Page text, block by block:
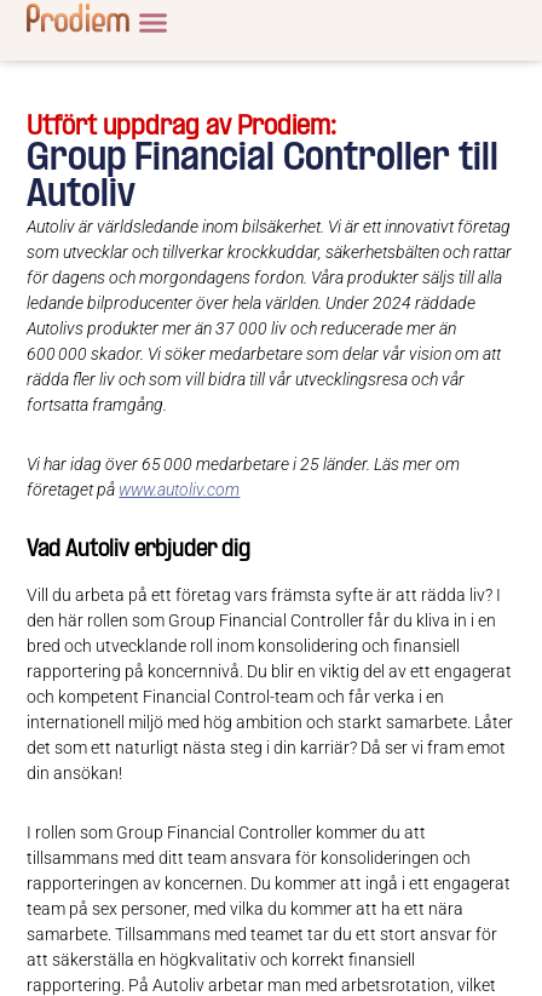
Utfört uppdrag av Prodiem:
Group Financial Controller till
Autoliv
Autoliv är världsledande inom bilsäkerhet. Vi är ett innovativt företag
som utvecklar och tillverkar krockkuddar, säkerhetsbälten och rattar
för dagens och morgondagens fordon. Våra produkter säljs till alla
ledande bilproducenter över hela världen. Under 2024 räddade
Autolivs produkter mer än 37 000 liv och reducerade mer än
600 000 skador. Vi söker medarbetare som delar vår vision om att
rädda fler liv och som vill bidra till vår utvecklingsresa och vår
fortsatta framgång.
Vi har idag över 65 000 medarbetare i 25 länder. Läs mer om
företaget på www.autoliv.com
Vad Autoliv erbjuder dig
Vill du arbeta på ett företag vars främsta syfte är att rädda liv? I
den här rollen som Group Financial Controller får du kliva in i en
bred och utvecklande roll inom konsolidering och finansiell
rapportering på koncernnivå. Du blir en viktig del av ett engagerat
och kompetent Financial Control-team och får verka i en
internationell miljö med hög ambition och starkt samarbete. Låter
det som ett naturligt nästa steg i din karriär? Då ser vi fram emot
din ansökan!
I rollen som Group Financial Controller kommer du att
tillsammans med ditt team ansvara för konsolideringen och
rapporteringen av koncernen. Du kommer att ingå i ett engagerat
team på sex personer, med vilka du kommer att ha ett nära
samarbete. Tillsammans med teamet tar du ett stort ansvar för
att säkerställa en högkvalitativ och korrekt finansiell
rapportering. På Autoliv arbetar man med arbetsrotation, vilket